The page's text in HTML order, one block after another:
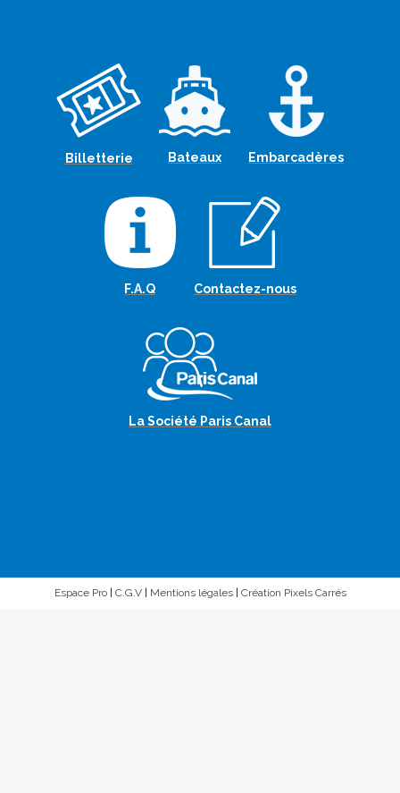
Billetterie Bateaux Embarcadères
F.A.Q Contactez-nous
La Société Paris Canal
Espace Pro C.G.V Mentions légales Création Pixels Carrés